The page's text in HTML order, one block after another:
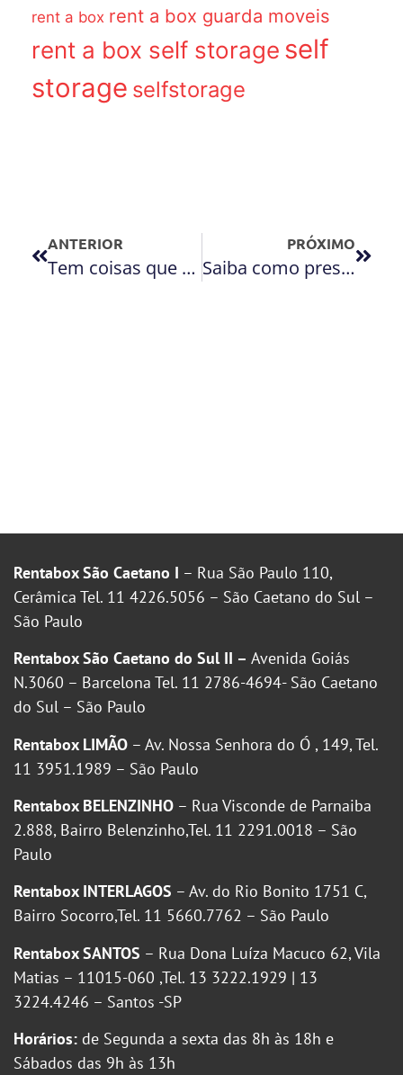
rent a box rent a box guarda moveis
rent a box self storage self
storage selfstorage
ANTERIOR
Tem coisas que não cabem na sua casa e você não quer vender? Temos a solução!
PRÓXIMO
Saiba como preservar eletrodomésticos guardados
Rentabox São Caetano I – Rua São Paulo 110,
Cerâmica Tel. 11 4226.5056 – São Caetano do Sul –
São Paulo
Rentabox São Caetano do Sul II – Avenida Goiás
N.3060 – Barcelona Tel. 11 2786-4694- São Caetano
do Sul – São Paulo
Rentabox LIMÃO – Av. Nossa Senhora do Ó , 149, Tel.
11 3951.1989 – São Paulo
Rentabox BELENZINHO – Rua Visconde de Parnaiba
2.888, Bairro Belenzinho,Tel. 11 2291.0018 – São
Paulo
Rentabox INTERLAGOS – Av. do Rio Bonito 1751 C,
Bairro Socorro,Tel. 11 5660.7762 – São Paulo
Rentabox SANTOS – Rua Dona Luíza Macuco 62, Vila
Matias – 11015-060 ,Tel. 13 3222.1929 | 13
3224.4246 – Santos -SP
Horários: de Segunda a sexta das 8h às 18h e
Sábados das 9h às 13h